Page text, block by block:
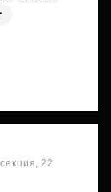
22